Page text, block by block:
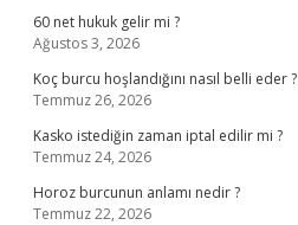
60 net hukuk gelir mi ?
Ağustos 3, 2026
Koç burcu hoşlandığını nasıl belli eder ?
Temmuz 26, 2026
Kasko istediğin zaman iptal edilir mi ?
Temmuz 24, 2026
Horoz burcunun anlamı nedir ?
Temmuz 22, 2026